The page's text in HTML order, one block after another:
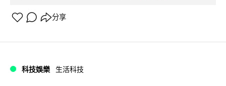
分享
科技娛樂 生活科技